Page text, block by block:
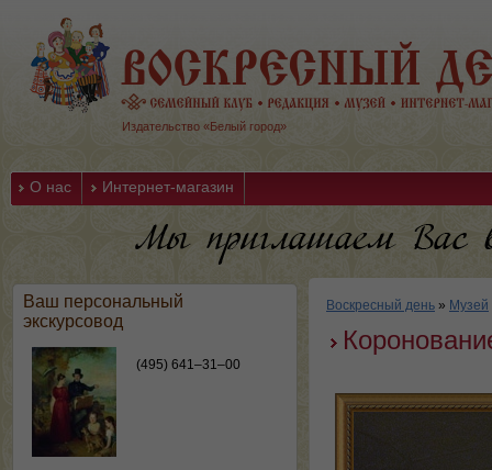
Издательство «Белый город»
О нас Интернет-магазин
Ваш персональный
экскурсовод
(495) 641–31–00
Воскресный день » Музей